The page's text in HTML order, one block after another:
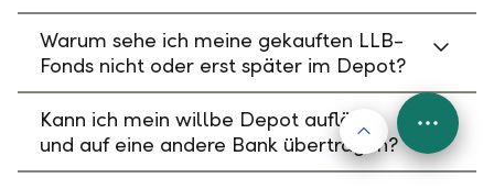
Warum sehe ich meine gekauften LLB-
Fonds nicht oder erst später im Depot?
Kann ich mein willbe Depot auflösen
und auf eine andere Bank übertragen?
Nach oben
FAB
Menu